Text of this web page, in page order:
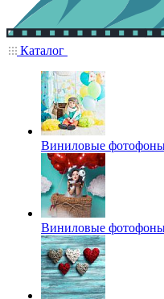
Каталог
Виниловые
Виниловые